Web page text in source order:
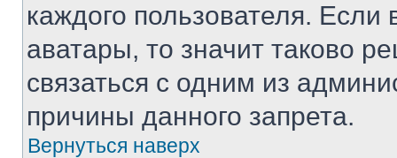
каждого пользователя.
аватары, то значит таково
связаться с одним из
причины данного запрета.
Вернуться наверх